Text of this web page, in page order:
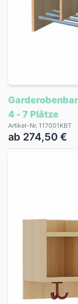
4 - 7 Plätze
Artikel-Nr. 117001KBT
ab 274,50 €